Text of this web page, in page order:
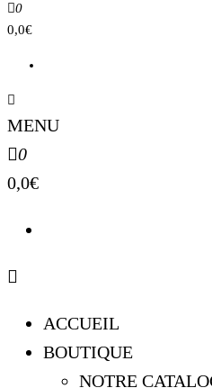
0
0,0€
MENU
0
0,0€
ACCUEIL
BOUTIQUE
NOTRE